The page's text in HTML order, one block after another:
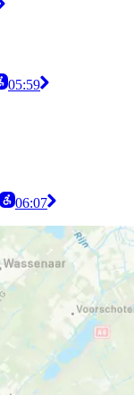
05:59
06:07